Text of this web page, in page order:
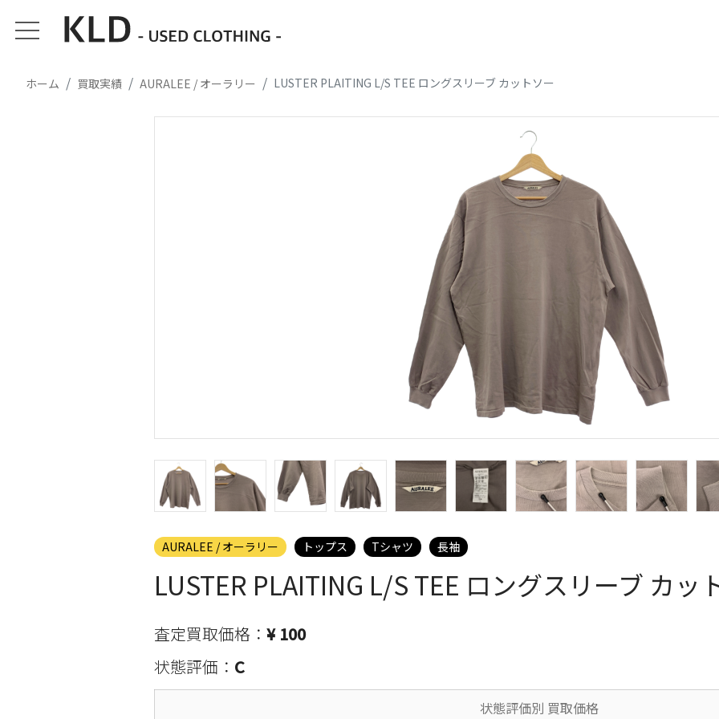
ホーム 買取実績 AURALEE / オーラリー LUSTER PLAITING L/S TEE ロングスリーブ カットソー
AURALEE / オーラリー トップス Tシャツ 長袖
LUSTER PLAITING L/S TEE ロングスリーブ カッ
査定買取価格： ¥ 100
状態評価： C
状態評価別 買取価格